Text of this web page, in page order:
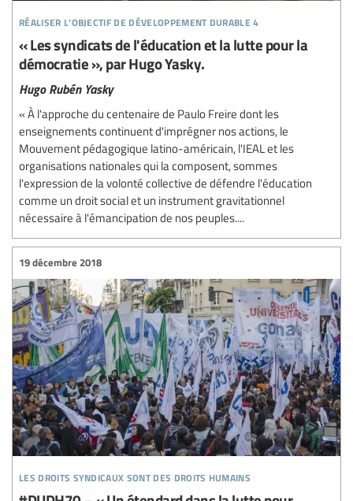
réaliser l’objectif de développement durable 4
« Les syndicats de l'éducation et la lutte pour la
démocratie », par Hugo Yasky.
Hugo Rubén Yasky
« À l'approche du centenaire de Paulo Freire dont les
enseignements continuent d'imprégner nos actions, le
Mouvement pédagogique latino-américain, l'IEAL et les
organisations nationales qui la composent, sommes
l'expression de la volonté collective de défendre l'éducation
comme un droit social et un instrument gravitationnel
nécessaire à l'émancipation de nos peuples....
les droits syndicaux sont des droits humains
19 décembre 2018